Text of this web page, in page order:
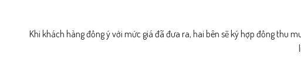
Khi khách hàng đồng ý với mức giá đã đưa ra, hai bên sẽ ký hợp đồng thu